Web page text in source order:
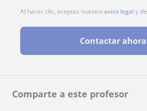
Comparte a este profesor
Al hacer clic, aceptas nuestroaviso legal y de
Contactar ahora